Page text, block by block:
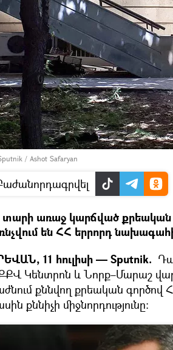
/ Ashot Safaryan
տարի առաջ կարճված քրեական
են ՀՀ երրորդ նախագահի
11 հուլիսի — Sputnik.
Կենտրոն և Նորք–Մարաշ
քննվող քրեական գործով
քննիչի միջնորդությունը։